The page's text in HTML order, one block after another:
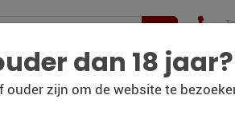
dan 18 jaar?
ouder zijn om de website te